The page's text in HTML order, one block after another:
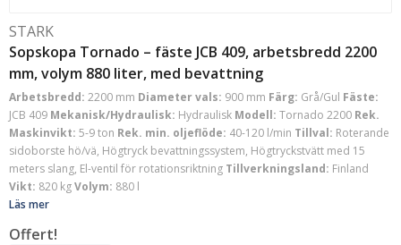
STARK
Sopskopa Tornado – fäste JCB 409, arbetsbredd 2200
mm, volym 880 liter, med bevattning
Arbetsbredd: 2200 mm Diameter vals: 900 mm Färg: Grå/Gul Fäste:
JCB 409 Mekanisk/Hydraulisk: Hydraulisk Modell: Tornado 2200 Rek.
Maskinvikt: 5-9 ton Rek. min. oljeflöde: 40-120 l/min Tillval: Roterande
sidoborste hö/vä, Högtryck bevattningssystem, Högtryckstvätt med 15
meters slang, El-ventil för rotationsriktning Tillverkningsland: Finland
Vikt: 820 kgVolym: 880 l
Läs mer
Offert!